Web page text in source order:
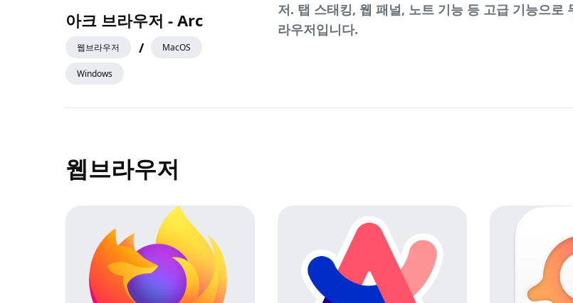
아크 브라우저 - Arc
웹브라우저 / MacOS
Windows
저. 탭 스태킹, 웹 패널, 노트 기능 등 고급 기능으로
라우저입니다.
웹브라우저